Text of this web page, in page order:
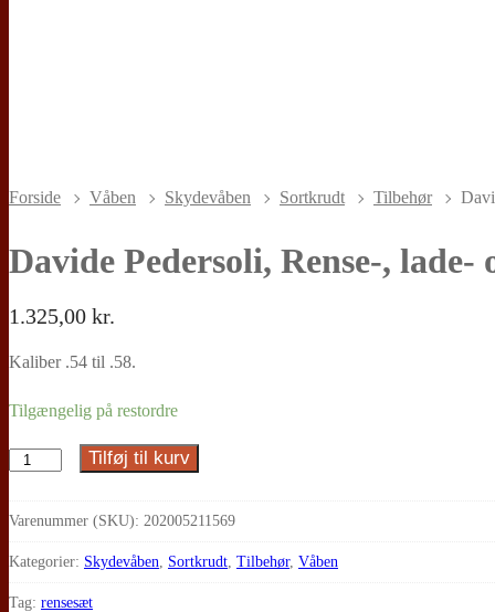
Forside Våben Skydevåben Sortkrudt Tilbehør
Davide Pedersoli, Rense-,
1.325,00 kr.
Kaliber .54 til .58.
Tilgængelig på restordre
Davide
Rense-,
Tilføj til kurv
Varenummer (SKU): 202005211569
Kategorier: Skydevåben Sortkrudt Tilbehør, Våben
Tag: rensesæt